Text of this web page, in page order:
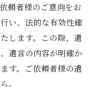
頼者様のご意向をお
い、法的な有効性確
します。この際、遺
遺言の内容が明確か
す。ご依頼者様の遺
。